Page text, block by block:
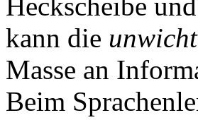
Heckscheibe
kann die
Masse an
Beim